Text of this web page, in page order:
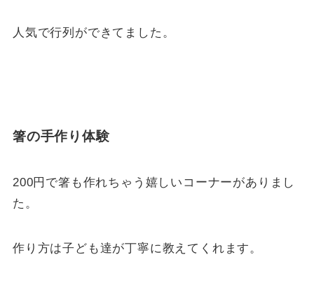
人気で行列ができてました。
箸の手作り体験
200円で箸も作れちゃう嬉しいコーナーがありまし
た。
作り方は子ども達が丁寧に教えてくれます。